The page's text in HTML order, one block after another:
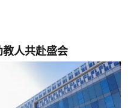
人共赴盛会